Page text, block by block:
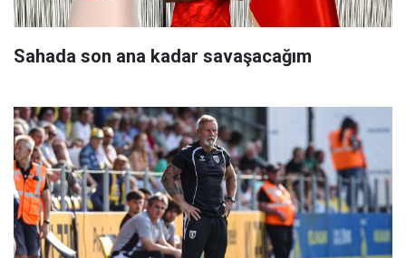
Sahada son ana kadar savaşacağım